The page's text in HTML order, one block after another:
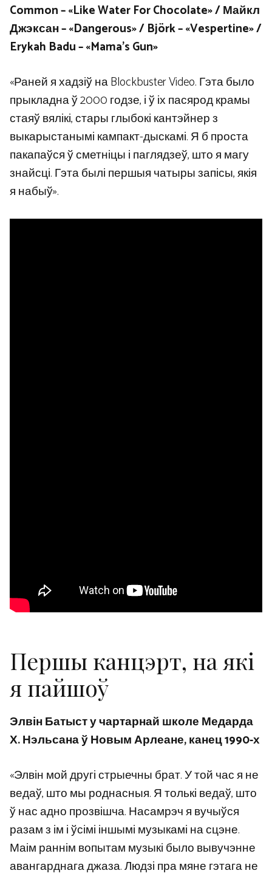
Common – «Like Water For Chocolate» / Майкл
Джэксан – «Dangerous» / Björk – «Vespertine» /
Erykah Badu – «Mama’s Gun»
«Раней я хадзіў на Blockbuster Video. Гэта было
прыкладна ў 2000 годзе, і ў іх пасярод крамы
стаяў вялікі, стары глыбокі кантэйнер з
выкарыстанымі кампакт-дыскамі. Я б проста
пакапаўся ў сметніцы і паглядзеў, што я магу
знайсці. Гэта былі першыя чатыры запісы, якія
я набыў».
Першы канцэрт, на які
я пайшоў
Элвін Батыст у чартарнай школе Медарда
Х. Нэльсана ў Новым Арлеане, канец 1990-х
«Элвін мой другі стрыечны брат. У той час я не
ведаў, што мы роднасныя. Я толькі ведаў, што
ў нас адно прозвішча. Насамрэч я вучыўся
разам з ім і ўсімі іншымі музыкамі на сцэне.
Маім раннім вопытам музыкі было вывучэнне
авангарднага джаза. Людзі пра мяне гэтага не